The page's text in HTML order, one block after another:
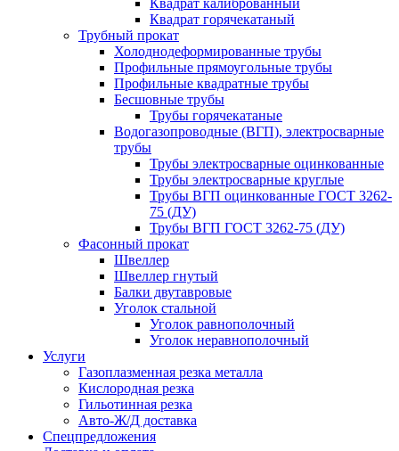
Квадрат калиброванный
Квадрат горячекатаный
Трубный прокат
Холоднодеформированные трубы
Профильные прямоугольные трубы
Профильные квадратные трубы
Бесшовные трубы
Трубы горячекатаные
Водогазопроводные (ВГП), электросварные
трубы
Трубы электросварные оцинкованные
Трубы электросварные круглые
Трубы ВГП оцинкованные ГОСТ 3262-
75 (ДУ)
Трубы ВГП ГОСТ 3262-75 (ДУ)
Фасонный прокат
Швеллер
Швеллер гнутый
Балки двутавровые
Уголок стальной
Уголок равнополочный
Уголок неравнополочный
Услуги
Газоплазменная резка металла
Кислородная резка
Гильотинная резка
Авто-Ж/Д доставка
Спецпредложения